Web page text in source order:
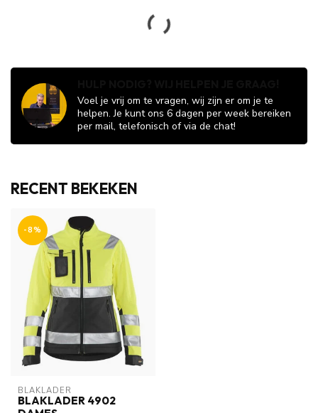
DASSY Nordix Dames Winter
DASSY Nordix Dames Winter
Werkjas Zwart
Op voorraad
€179,10
€158,85
DASSY Gravity D-FX Dames
Softshell Werkjas
Niet op voorraad
DASSY
DASSY Gravity NEXT D-FX
Dames Softshell Werkjas
Zwart/Grijs
Op voorraad
DASSY
DASSY Gravity NEXT D-FX
Dames Softshell Werkjas Zwart